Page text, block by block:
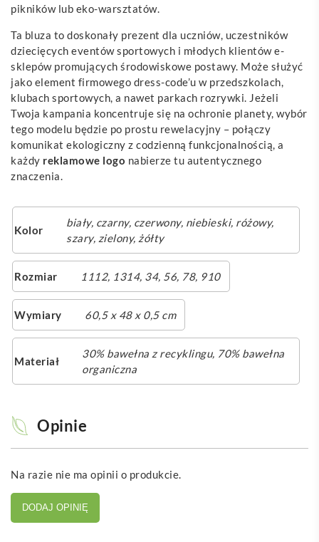
pikników lub eko-warsztatów.
Ta bluza to doskonały prezent dla uczniów, uczestników
dziecięcych eventów sportowych i młodych klientów e-
sklepów promujących środowiskowe postawy. Może służyć
jako element firmowego dress-code’u w przedszkolach,
klubach sportowych, a nawet parkach rozrywki. Jeżeli
Twoja kampania koncentruje się na ochronie planety, wybór
tego modelu będzie po prostu rewelacyjny – połączy
komunikat ekologiczny z codzienną funkcjonalnością, a
każdy reklamowe logo nabierze tu autentycznego
znaczenia.
Kolor
biały, czarny, czerwony, niebieski, różowy,
szary, zielony, żółty
Rozmiar 1112, 1314, 34, 56, 78, 910
Wymiary 60,5 x 48 x 0,5 cm
Materiał
30% bawełna z recyklingu, 70% bawełna
organiczna
Opinie
Na razie nie ma opinii o produkcie.
DODAJ OPINIĘ